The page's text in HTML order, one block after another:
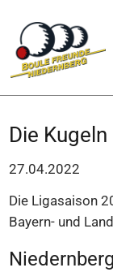
Die
27.04.2022
Die Ligasaison
Bayern- und